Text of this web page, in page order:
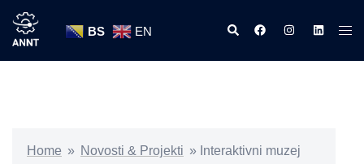
Skip
Searchhttps://https://https://
Home » Novosti & Projekti » Interaktivni muzej
BS EN